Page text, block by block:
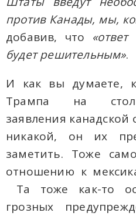
против Канады, мы,
добавив, что
будет решительным».
И как вы думаете,
Трампа на
заявления
никакой, он их
заметить. Тоже
отношению к
Та тоже как-то
грозных